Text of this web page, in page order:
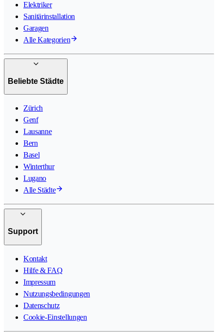
Elektriker
Sanitärinstallation
Garagen
Alle Kategorien
Beliebte Städte
Zürich
Genf
Lausanne
Bern
Basel
Winterthur
Lugano
Alle Städte
Support
Kontakt
Hilfe & FAQ
Impressum
Nutzungsbedingungen
Datenschutz
Cookie-Einstellungen